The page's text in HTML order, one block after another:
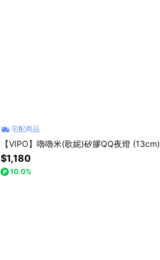
宅配商品
【VIPO】嚕嚕米(歌妮)矽膠QQ夜燈 (13cm)
$1,180
10.0%